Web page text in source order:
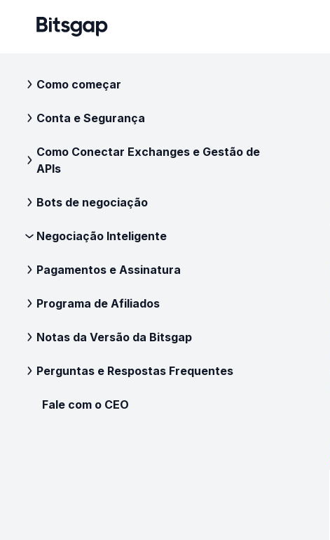
Como começar
Conta e Segurança
Como Conectar Exchanges e Gestão de
APIs
Bots de negociação
Negociação Inteligente
Pagamentos e Assinatura
Programa de Afiliados
Notas da Versão da Bitsgap
Perguntas e Respostas Frequentes
Fale com o CEO